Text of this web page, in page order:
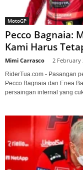
MotoGP
Pecco Bagnaia:
Kami Harus
Mimi Carrasco 2 February
RiderTua.com - Pasangan
Pecco Bagnaia dan Enea
persaingan internal yang